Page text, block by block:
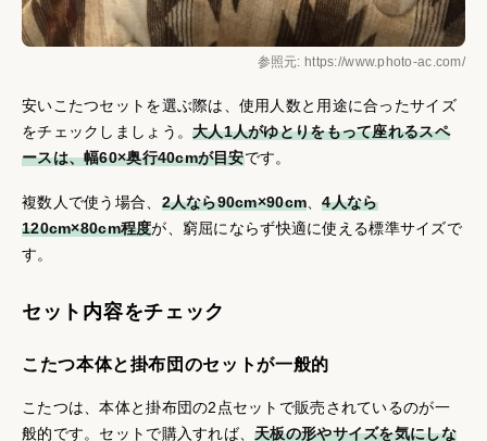
参照元: https://www.photo-ac.com/
安いこたつセットを選ぶ際は、使用人数と用途に合ったサイズ
をチェックしましょう。大人1人がゆとりをもって座れるスペ
ースは、幅60×奥行40cmが目安です。
複数人で使う場合、 2人なら90cm×90cm 、4人なら
120cm×80cm程度が、窮屈にならず快適に使える標準サイズで
す。
セット内容をチェック
こたつ本体と掛布団のセットが一般的
こたつは、本体と掛布団の2点セットで販売されているのが一
般的です。セットで購入すれば、天板の形やサイズを気にしな